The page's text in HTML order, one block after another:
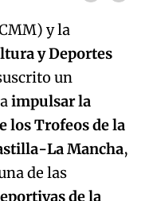
y la
y Deportes
un
impulsar la
los Trofeos de la
La Mancha,
de las
de la